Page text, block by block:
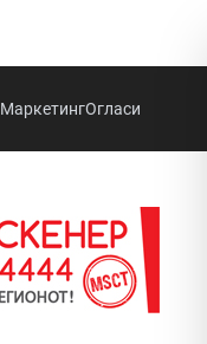
МаркетингОгласи